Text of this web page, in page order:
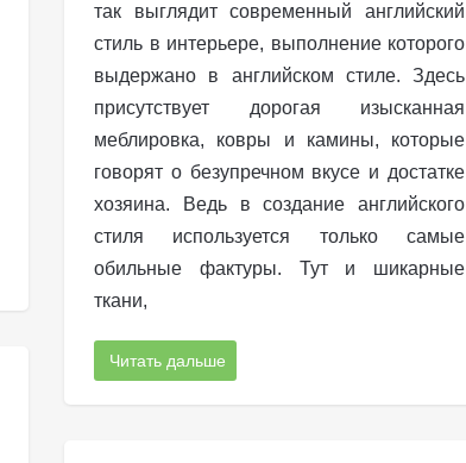
так выглядит современный английский
стиль в интерьере, выполнение которого
выдержано в английском стиле. Здесь
присутствует дорогая изысканная
меблировка, ковры и камины, которые
говорят о безупречном вкусе и достатке
хозяина. Ведь в создание английского
стиля используется только самые
обильные фактуры. Тут и шикарные
ткани,
Читать дальше